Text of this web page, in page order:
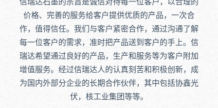
价格、完善的服务给客户提供优质的产品，一次合
作，值得信任。我们与客户紧密合作，通过沟通了解
每一位客户的需求，准时把产品送到客户的手上。信
瑞达希望通过良好的产品，生产和服务等为客户附加
增值服务。经过信瑞达人的认真刻苦和积极创新，成
为国内外部分企业的长期合作伙伴，其中包括协鑫光
伏，核工业集团等等。